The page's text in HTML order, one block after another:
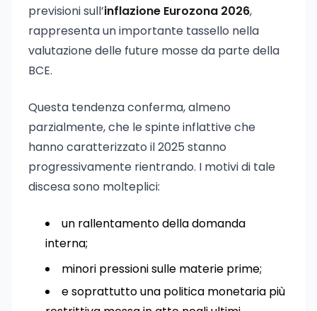
previsioni sull’inflazione Eurozona 2026,
rappresenta un importante tassello nella
valutazione delle future mosse da parte della
BCE.
Questa tendenza conferma, almeno
parzialmente, che le spinte inflattive che
hanno caratterizzato il 2025 stanno
progressivamente rientrando. I motivi di tale
discesa sono molteplici:
un rallentamento della domanda
interna;
minori pressioni sulle materie prime;
e soprattutto una politica monetaria più